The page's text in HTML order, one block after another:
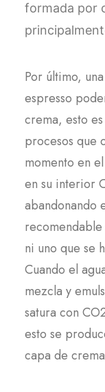
formada por
Por último,
espresso
crema, esto
procesos que
momento en
en su interior
abandonando
ni uno que se
Cuando el
mezcla y
satura con
esto se
capa de